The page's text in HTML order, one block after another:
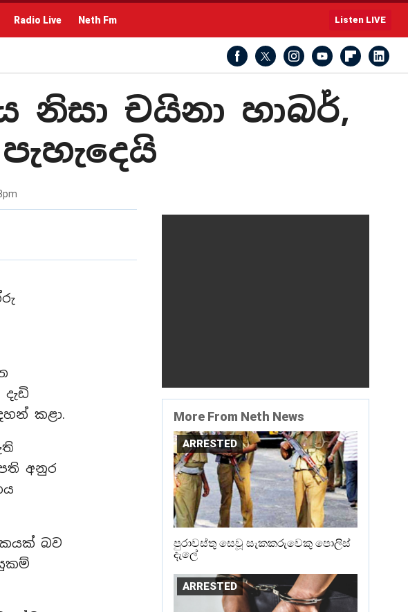
Radio Live Neth Fm Listen LIVE
චයිනා හාබර්,
කළා.
අනුර
බව
More From Neth News
ARRESTED
පුරාවස්තු සෙවූ සැකකරුවෙකු පොලිස්
දැලේ
ARRESTED